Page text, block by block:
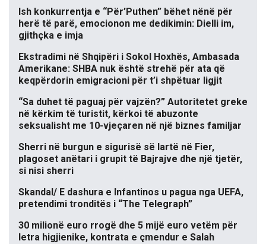
Ish konkurrentja e “Për’Puthen” bëhet nënë për
herë të parë, emocionon me dedikimin: Dielli im,
gjithçka e imja
Ekstradimi në Shqipëri i Sokol Hoxhës, Ambasada
Amerikane: SHBA nuk është strehë për ata që
keqpërdorin emigracioni për t’i shpëtuar ligjit
“Sa duhet të paguaj për vajzën?” Autoritetet greke
në kërkim të turistit, kërkoi të abuzonte
seksualisht me 10-vjeçaren në një biznes familjar
Sherri në burgun e sigurisë së lartë në Fier,
plagoset anëtari i grupit të Bajrajve dhe një tjetër,
si nisi sherri
Skandal/ E dashura e Infantinos u pagua nga UEFA,
pretendimi tronditës i “The Telegraph”
30 milionë euro rrogë dhe 5 mijë euro vetëm për
letra higjienike, kontrata e çmendur e Salah